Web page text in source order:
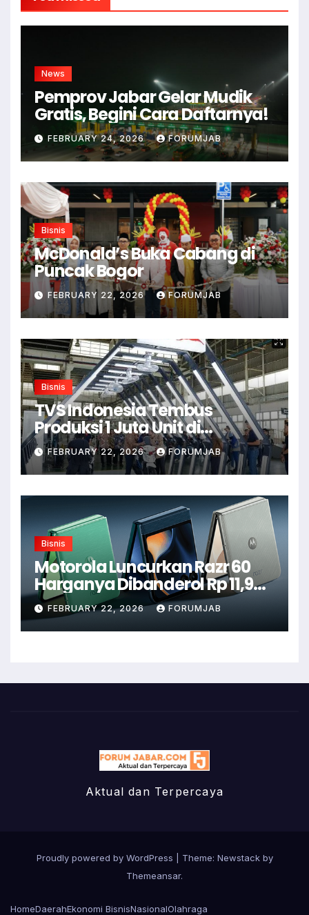
News
Pemprov Jabar Gelar Mudik
Gratis, Begini Cara Daftarnya!
FEBRUARY 24, 2026 FORUMJAB
Bisnis
McDonald’s Buka Cabang di
Puncak Bogor
FEBRUARY 22, 2026 FORUMJAB
Bisnis
TVS Indonesia Tembus
Produksi 1 Juta Unit di
Karawang
FEBRUARY 22, 2026 FORUMJAB
Bisnis
Motorola Luncurkan Razr 60
Harganya Dibanderol Rp 11,9
Juta
FEBRUARY 22, 2026 FORUMJAB
Aktual dan Terpercaya
Proudly powered by WordPress Theme: Newstackby
Themeansar.
HomeDaerahEkonomi BisnisNasionalOlahraga